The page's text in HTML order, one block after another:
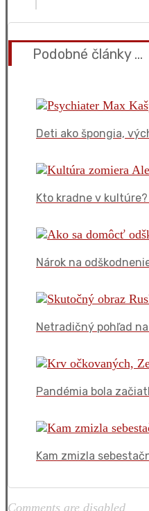
Podobné články ...
Deti ako špongia,
Kto kradne v
Nárok na
Netradičný pohľad
Pandémia bola
Kam zmizla
Comments are disabled